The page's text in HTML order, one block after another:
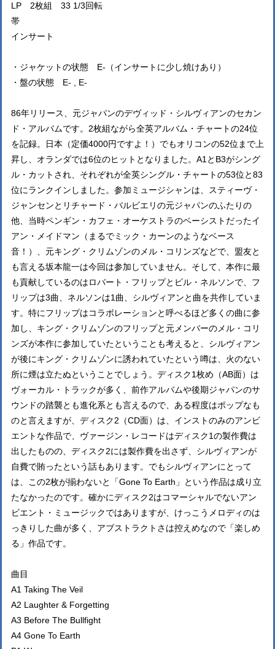
LP 2枚組 33 1/3回転
帯
インサート
・ジャケットの状態 E-（インサートに少し焼けあり）
・盤の状態 E- , E-
86年リリース、元ジャパンのデヴィッド・シルヴィアンのセカン
ド・アルバムです。2枚組ながら全英アルバム・チャートの24位
を記録。日本（定価4000円ですよ！）でもオリコンの52位まで上
昇し、オランダでは6位のヒットとなりました。A1とB3がシング
ル・カットされ、それぞれが全英シングル・チャートの53位と83
位にランクインしました。参加ミュージシャンは、スティーヴ・
ジャンセンとリチャード・バルビエリの元ジャパンのふたりの
他、当時ペンギン・カフェ・オーケストラのベーシストだったイ
アン・メイドマン（まるでミック・カーンのようなベース
音！）、元キング・クリムゾンのメル・コリンズなどで、盟友と
も言える坂本龍一は今回は参加していません。そして、本作に最
も貢献しているのはロバート・フリップとビル・ネルソンで、フ
リップは3曲、ネルソンは1曲、シルヴィアンと曲を共作していま
す。特にフリップはコラボレーションと呼べるほど多くの曲に参
加し、キング・クリムゾンのフリップと元メンバーのメル・コリ
ンズが本作に参加していたということも考えると、シルヴィアン
が後にキング・クリムゾンに誘われていたという噂は、火のない
所に煙は立たぬということでしょう。ディスク1枚め（AB面）は
ヴォーカル・トラックが多く、前作アルバムや後期ジャパンのサ
ウンドの踏襲とも進化系とも言えるので、ある程度はポップなも
のと言えますが、ディスク2（CD面）は、インストのみのアンビ
エントな作品で、ヴァージン・レコードはディスク1の製作費は
出したものの、ディスク2には製作費を出さず、シルヴィアンが
自費で賄ったという話もあります。でもシルヴィアンにとって
は、この2枚が揃わないと「Gone To Earth」という作品は成り立
たなかったのです。確かにディスク2はコマーシャルでないアン
ビエント・ミュージックではありますが、けっこうメロディのは
っきりした曲が多く、アブストラクトさは控えめなので「楽しめ
る」作品です。
曲目
A1 Taking The Veil
A2 Laughter & Forgetting
A3 Before The Bullfight
A4 Gone To Earth